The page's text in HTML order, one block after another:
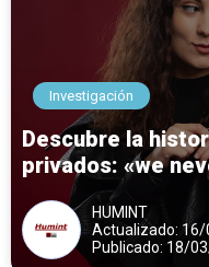
Investigación
Descubre la
privados: «we
HUMINT
Actualizado:
Publicado: 18/